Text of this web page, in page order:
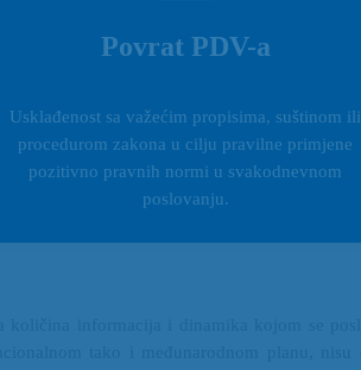
Povrat PDV-a
Usklađenost sa važećim propisima, suštinom ili
procedurom zakona u cilju pravilne primjene
pozitivno pravnih normi u svakodnevnom
poslovanju.